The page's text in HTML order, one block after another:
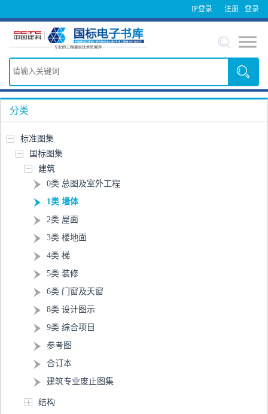
IP登录 登录
注册
分类
标准图集
国标图集
建筑
0类 总图及室外工程
1类 墙体
2类 屋面
3类 楼地面
4类 梯
5类 装修
6类 门窗及天窗
8类 设计图示
9类 综合项目
参考图
合订本
建筑专业废止图集
结构